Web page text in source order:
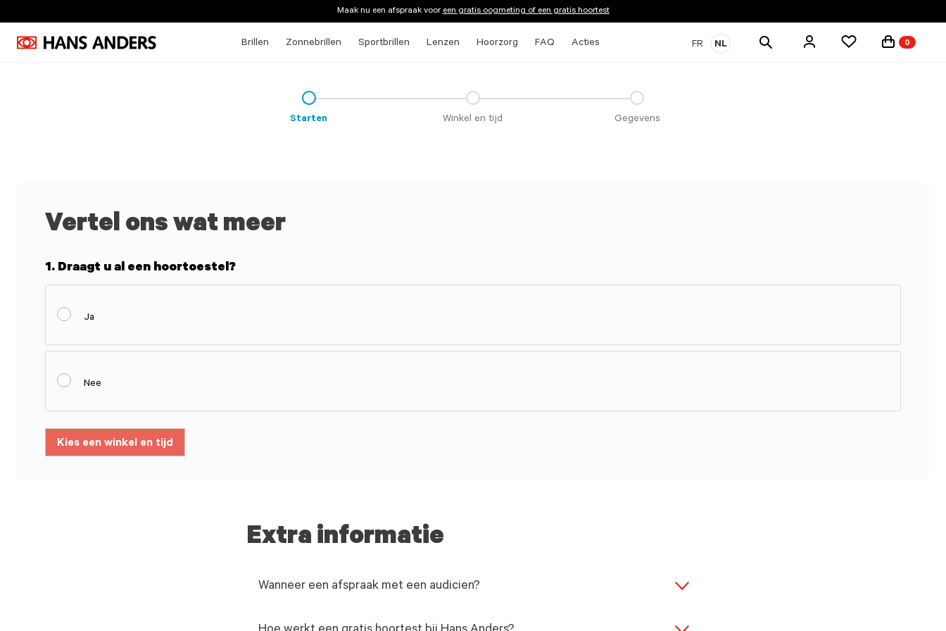
Maak nu een afspraak vooreen gratis oogmeting of een gratis hoortest
Brillen Zonnebrillen Sportbrillen Lenzen Hoorzorg FAQ Acties FR NL
Zoek
0
Starten Winkel en tijd Gegevens
Vertel ons wat meer
1. Draagt u al een hoortoestel?
Ja
Nee
Kies een winkel en tijd
Extra informatie
Wanneer een afspraak met een audicien?